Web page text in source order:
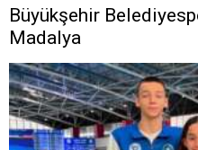
Büyükşehir
Madalya